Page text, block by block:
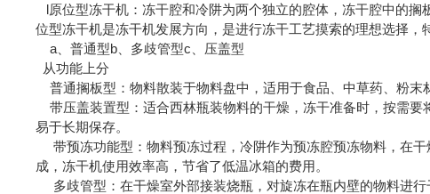
l原位型冻干机：冻干腔和冷阱为两个独立的腔体，冻干腔中的
位型冻干机是冻干机发展方向，是进行冻干工艺摸索的理想选择，
a、普通型b、多歧管型c、压盖型
从功能上分
普通搁板型：物料散装于物料盘中，适用于食品、中草药、粉末
带压盖装置型：适合西林瓶装物料的干燥，冻干准备时，按需要
易于长期保存。
带预冻功能型：物料预冻过程，冷阱作为预冻腔预冻物料，在
成，冻干机使用效率高，节省了低温冰箱的费用。
多歧管型：在干燥室外部接装烧瓶，对旋冻在瓶内壁的物料进